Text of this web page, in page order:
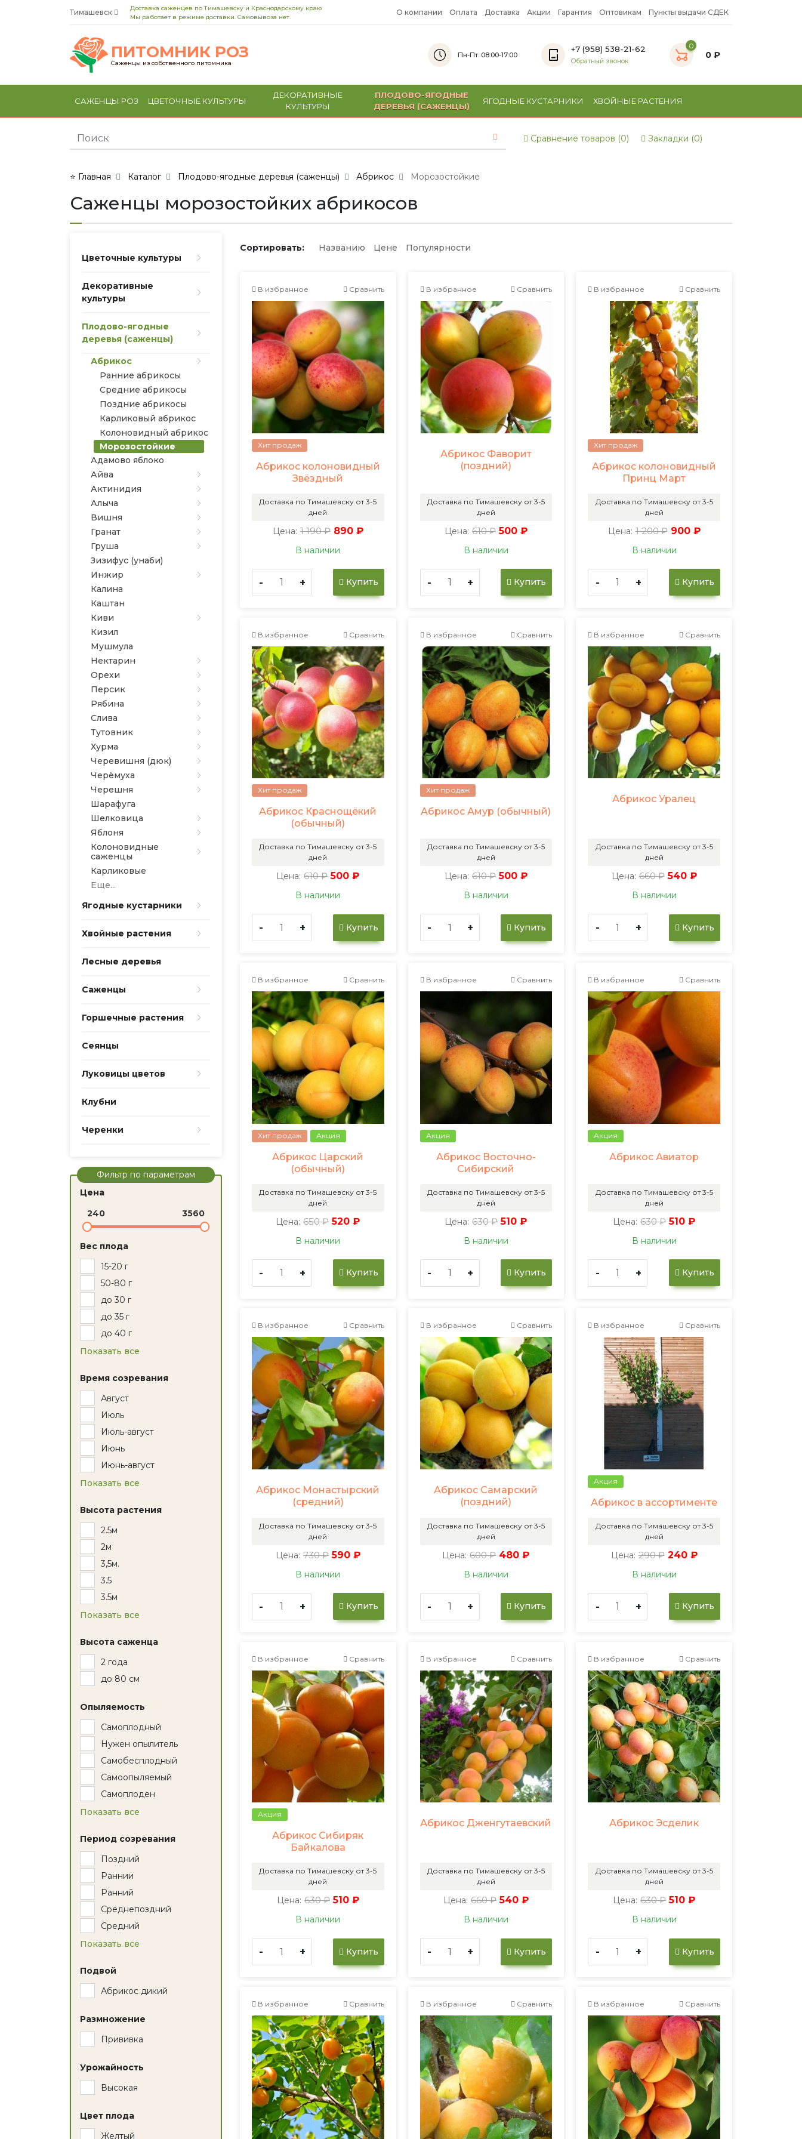
Тимашевск
Доставка саженцев по Тимашевску и Краснодарскому краю
Мы работает в режиме доставки. Самовывоза нет.
О компании Оплата Доставка Акции Гарантия Оптовикам Пункты выдачи СДЕК
ПИТОМНИК РОЗ
Саженцы из собственного питомника
Пн-Пт: 08:00-17:00
+7 (958) 538-21-62
Обратный звонок
0
0 ₽
САЖЕНЦЫ РОЗ ЦВЕТОЧНЫЕ КУЛЬТУРЫ
ДЕКОРАТИВНЫЕ
КУЛЬТУРЫ
ПЛОДОВО-ЯГОДНЫЕ
ДЕРЕВЬЯ (САЖЕНЦЫ)
ЯГОДНЫЕ КУСТАРНИКИ ХВОЙНЫЕ РАСТЕНИЯ
Сравнение товаров (0) Закладки (0)
⭐ Главная Каталог Плодово-ягодные деревья (саженцы) Абрикос Морозостойкие
Саженцы морозостойких абрикосов
Цветочные культуры
Декоративные
культуры
Плодово-ягодные
деревья (саженцы)
Абрикос
Ранние абрикосы
Средние абрикосы
Поздние абрикосы
Карликовый абрикос
Колоновидный абрикос
Морозостойкие
Адамово яблоко
Айва
Актинидия
Алыча
Вишня
Гранат
Груша
Зизифус (унаби)
Инжир
Калина
Каштан
Киви
Кизил
Мушмула
Нектарин
Орехи
Персик
Рябина
Слива
Тутовник
Хурма
Черевишня (дюк)
Черёмуха
Черешня
Шарафуга
Шелковица
Яблоня
Колоновидные
саженцы
Карликовые
Еще...
Ягодные кустарники
Хвойные растения
Лесные деревья
Саженцы
Горшечные растения
Сеянцы
Луковицы цветов
Клубни
Черенки
Фильтр по параметрам
Цена
240
3560
Вес плода
15-20 г
50-80 г
до 30 г
до 35 г
до 40 г
Показать все
Время созревания
Август
Июль
Июль-август
Июнь
Июнь-август
Показать все
Высота растения
2.5м
2м
3,5м.
3.5
3.5м
Показать все
Высота саженца
2 года
до 80 см
Опыляемость
Самоплодный
Нужен опылитель
Самобесплодный
Самоопыляемый
Самоплоден
Показать все
Период созревания
Поздний
Раннии
Ранний
Среднепоздний
Средний
Показать все
Подвой
Абрикос дикий
Размножение
Прививка
Урожайность
Высокая
Цвет плода
Желтый
Сортировать: Названию Цене Популярности
В избранное Сравнить
Хит продаж
Абрикос колоновидный
Звёздный
Доставка по Тимашевску от 3-5
дней
Цена: 1 190 ₽ 890 ₽
В наличии
- + Купить
В избранное Сравнить
Абрикос Фаворит
(поздний)
Доставка по Тимашевску от 3-5
дней
Цена: 610 ₽ 500 ₽
В наличии
- + Купить
В избранное Сравнить
Хит продаж
Абрикос колоновидный
Принц Март
Доставка по Тимашевску от 3-5
дней
Цена: 1 200 ₽ 900 ₽
В наличии
- + Купить
В избранное Сравнить
Хит продаж
Абрикос Краснощёкий
(обычный)
Доставка по Тимашевску от 3-5
дней
Цена: 610 ₽ 500 ₽
В наличии
- + Купить
В избранное Сравнить
Хит продаж
Абрикос Амур (обычный)
Доставка по Тимашевску от 3-5
дней
Цена: 610 ₽ 500 ₽
В наличии
- + Купить
В избранное Сравнить
Абрикос Уралец
Доставка по Тимашевску от 3-5
дней
Цена: 660 ₽ 540 ₽
В наличии
- + Купить
В избранное Сравнить
Хит продаж Акция
Абрикос Царский
(обычный)
Доставка по Тимашевску от 3-5
дней
Цена: 650 ₽ 520 ₽
В наличии
- + Купить
В избранное Сравнить
Акция
Абрикос Восточно-
Сибирский
Доставка по Тимашевску от 3-5
дней
Цена: 630 ₽ 510 ₽
В наличии
- + Купить
В избранное Сравнить
Акция
Абрикос Авиатор
Доставка по Тимашевску от 3-5
дней
Цена: 630 ₽ 510 ₽
В наличии
- + Купить
В избранное Сравнить
Абрикос Монастырский
(средний)
Доставка по Тимашевску от 3-5
дней
Цена: 730 ₽ 590 ₽
В наличии
- + Купить
В избранное Сравнить
Абрикос Самарский
(поздний)
Доставка по Тимашевску от 3-5
дней
Цена: 600 ₽ 480 ₽
В наличии
- + Купить
В избранное Сравнить
Акция
Абрикос в ассортименте
Доставка по Тимашевску от 3-5
дней
Цена: 290 ₽ 240 ₽
В наличии
- + Купить
В избранное Сравнить
Акция
Абрикос Сибиряк
Байкалова
Доставка по Тимашевску от 3-5
дней
Цена: 630 ₽ 510 ₽
В наличии
- + Купить
В избранное Сравнить
Абрикос Дженгутаевский
Доставка по Тимашевску от 3-5
дней
Цена: 660 ₽ 540 ₽
В наличии
- + Купить
В избранное Сравнить
Абрикос Эсделик
Доставка по Тимашевску от 3-5
дней
Цена: 630 ₽ 510 ₽
В наличии
- + Купить
В избранное Сравнить В избранное Сравнить В избранное Сравнить